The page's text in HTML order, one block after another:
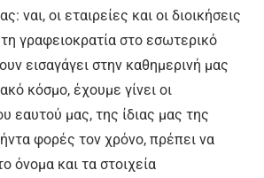
ναι, οι εταιρείες και οι διοικήσεις
γραφειοκρατία στο εσωτερικό
εισαγάγει στην καθημερινή μας
κόσμο, έχουμε γίνει οι
εαυτού μας, της ίδιας μας της
φορές τον χρόνο, πρέπει να
όνομα και τα στοιχεία